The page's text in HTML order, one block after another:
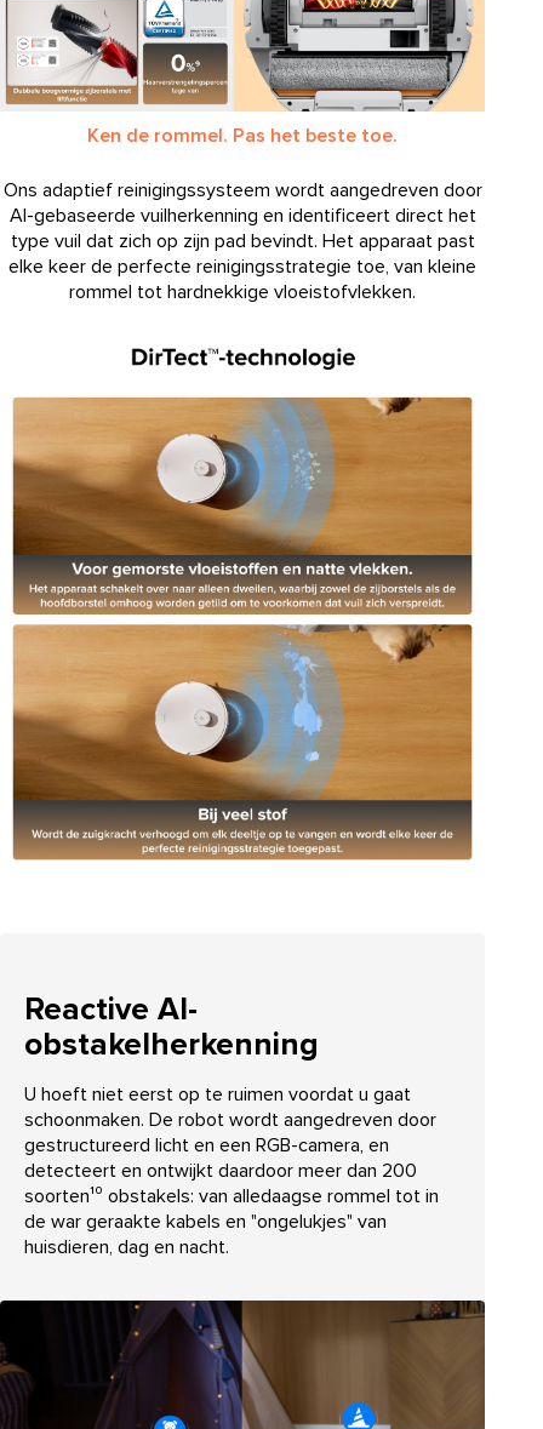
Ken de rommel. Pas het beste toe.
Ons adaptief reinigingssysteem wordt aangedreven door
AI-gebaseerde vuilherkenning en identificeert direct het
type vuil dat zich op zijn pad bevindt. Het apparaat past
elke keer de perfecte reinigingsstrategie toe, van kleine
rommel tot hardnekkige vloeistofvlekken.
Reactive AI-
obstakelherkenning
U hoeft niet eerst op te ruimen voordat u gaat
schoonmaken. De robot wordt aangedreven door
gestructureerd licht en een RGB-camera, en
detecteert en ontwijkt daardoor meer dan 200
soorten¹⁰ obstakels: van alledaagse rommel tot in
de war geraakte kabels en "ongelukjes" van
huisdieren, dag en nacht.